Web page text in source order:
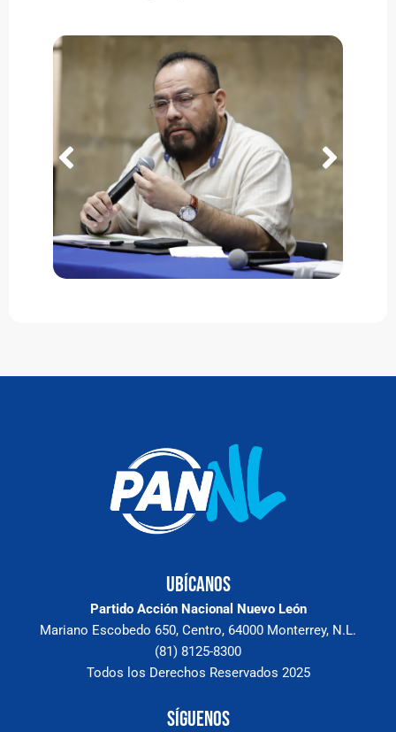
Ubícanos
Partido Acción Nacional Nuevo León
Mariano Escobedo 650, Centro, 64000 Monterrey, N.L.
(81) 8125-8300
Todos los Derechos Reservados 2025
Síguenos